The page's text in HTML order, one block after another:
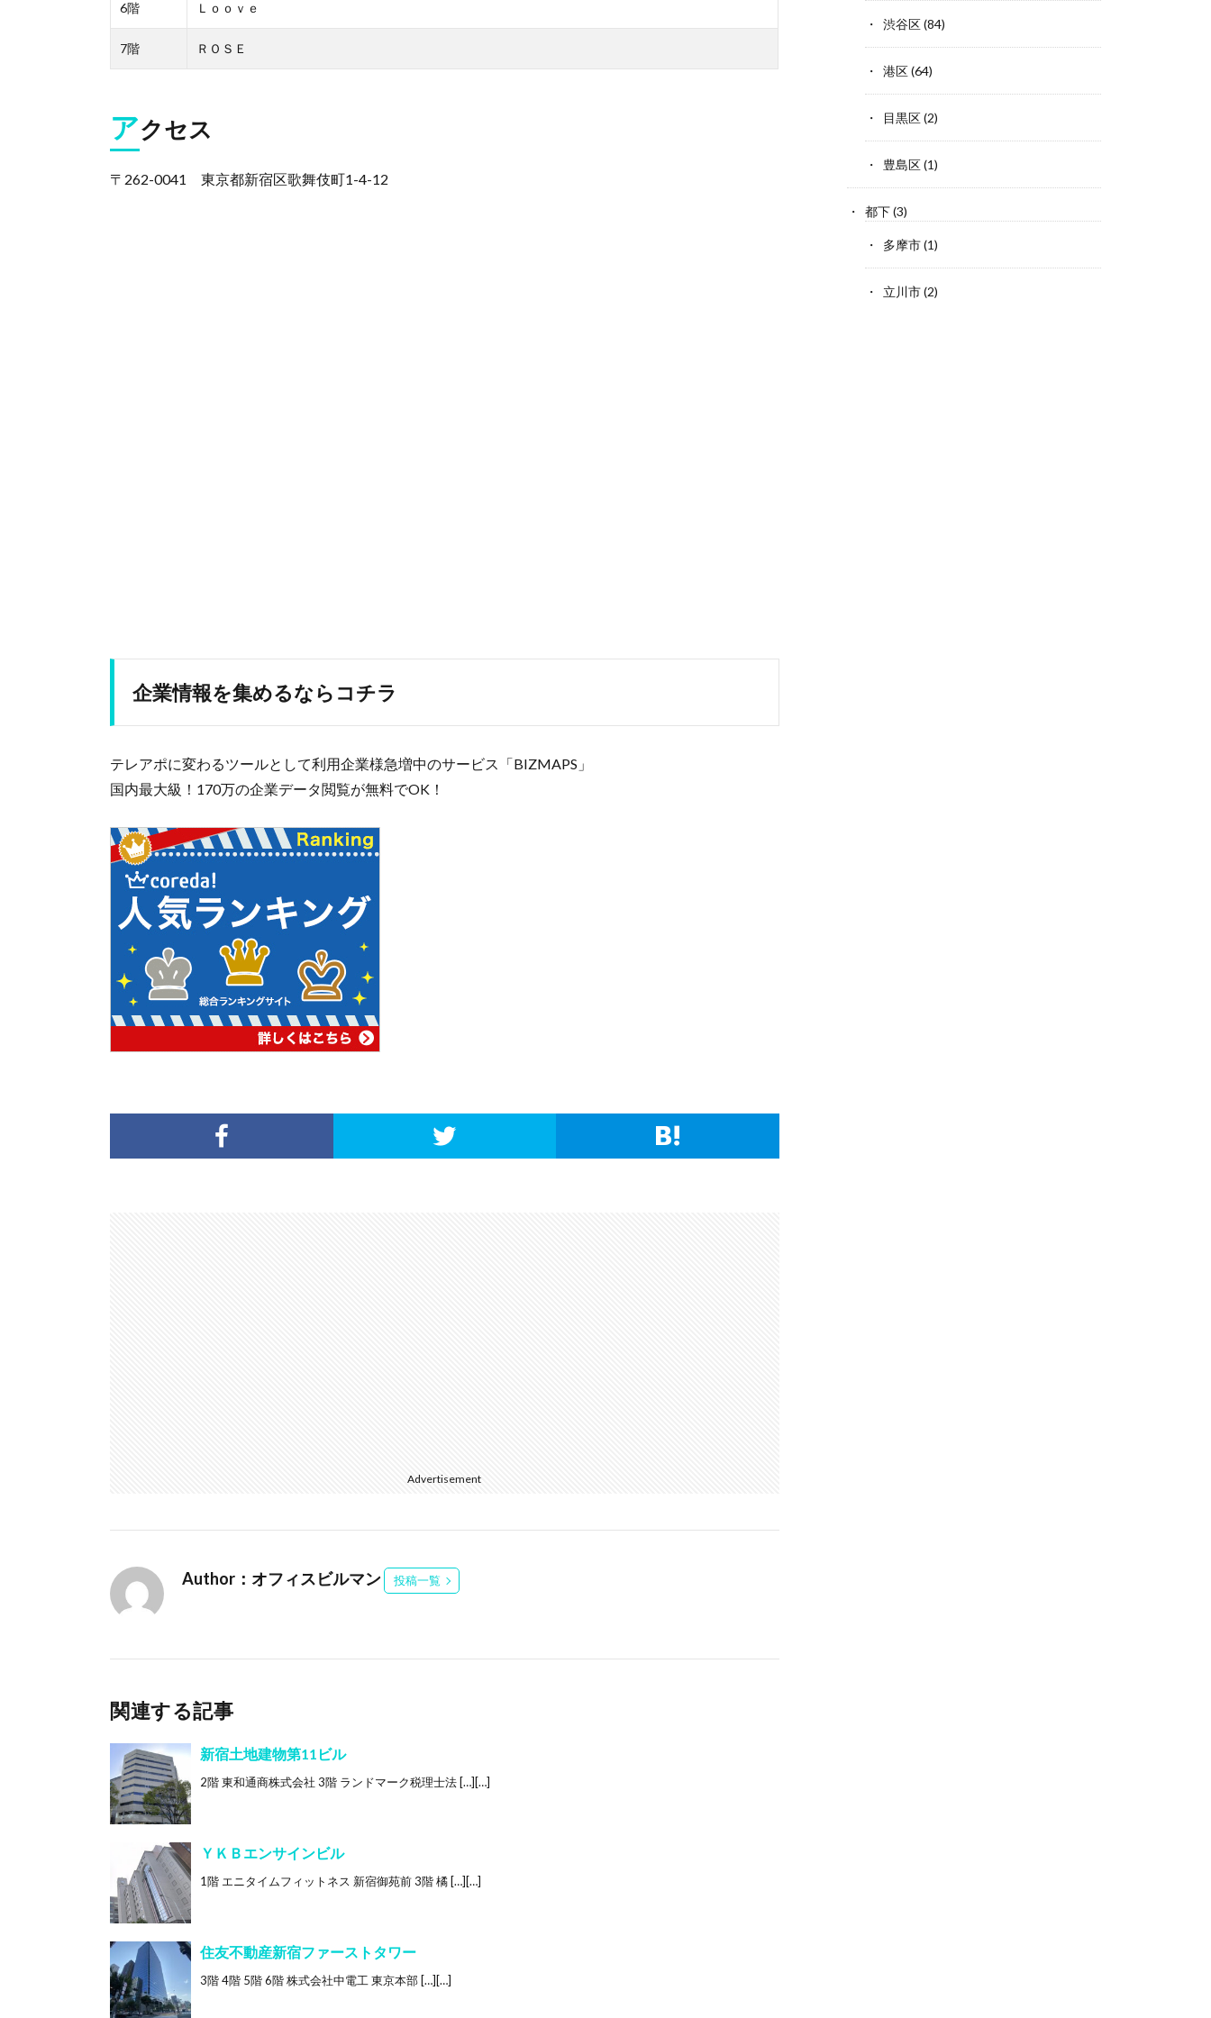
6階 Ｌｏｏｖｅ
7階 ＲＯＳＥ
アクセス
〒262-0041 東京都新宿区歌舞伎町1-4-12
企業情報を集めるならコチラ
テレアポに変わるツールとして利用企業様急増中のサービス「BIZMAPS」
国内最大級！170万の企業データ閲覧が無料でOK！
Advertisement
Author：オフィスビルマン 投稿一覧
関連する記事
新宿土地建物第11ビル
2階 東和通商株式会社 3階 ランドマーク税理士法 […][…]
ＹＫＢエンサインビル
1階 エニタイムフィットネス 新宿御苑前 3階 橘 […][…]
住友不動産新宿ファーストタワー
3階 4階 5階 6階 株式会社中電工 東京本部 […][…]
渋谷区(84)
港区(64)
目黒区(2)
豊島区(1)
都下(3)
多摩市(1)
立川市(2)